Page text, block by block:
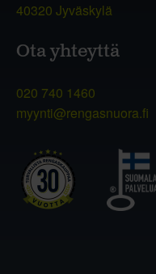
40320 Jyväskylä
Ota yhteyttä
020 740 1460
myynti@rengasnuora.fi